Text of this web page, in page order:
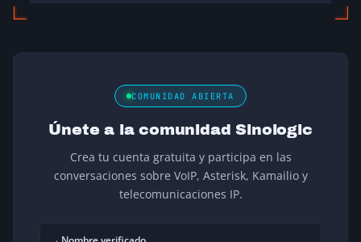
COMUNIDAD ABIERTA
Únete a la comunidad Sinologic
Crea tu cuenta gratuita y participa en las
conversaciones sobre VoIP, Asterisk, Kamailio y
telecomunicaciones IP.